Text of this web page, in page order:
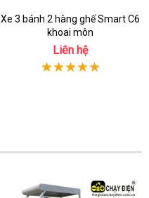
Xe 3 bánh 2 hàng ghế Smart C6
khoai môn
Liên hệ